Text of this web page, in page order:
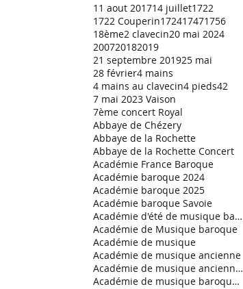
11 aout 201714 juillet1722
1722 Couperin172417471756
18ème2 clavecin20 mai 2024
200720182019
21 septembre 201925 mai
28 février4 mains
4 mains au clavecin4 pieds42
7 mai 2023 Vaison
7ème concert Royal
Abbaye de Chézery
Abbaye de la Rochette
Abbaye de la Rochette Concert
Académie France Baroque
Académie baroque 2024
Académie baroque 2025
Académie baroque Savoie
Académie d'été de musique baroque
Académie de Musique baroque
Académie de musique
Académie de musique ancienne
Académie de musique ancienne en pays gessien
Académie de musique baroque 2021